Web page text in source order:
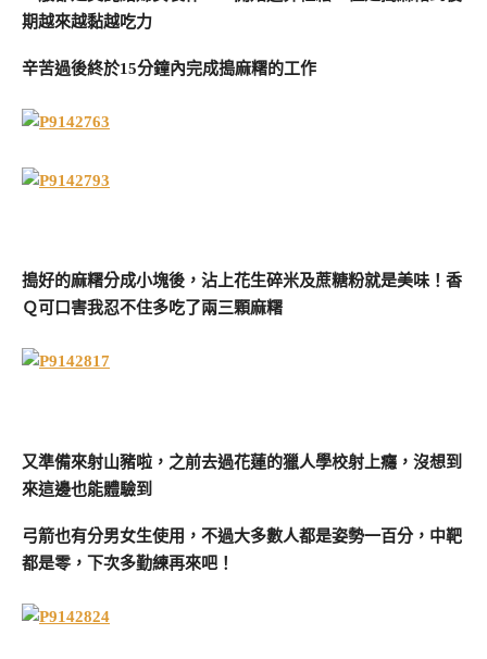
期越來越黏越吃力
辛苦過後終於15分鐘內完成搗麻糬的工作
搗好的麻糬分成小塊後，沾上花生碎米及蔗糖粉就是美味！香
Ｑ可口害我忍不住多吃了兩三顆麻糬
又準備來射山豬啦，之前去過花蓮的獵人學校射上癮，沒想到
來這邊也能體驗到
弓箭也有分男女生使用，不過大多數人都是姿勢一百分，中靶
都是零，下次多勤練再來吧！